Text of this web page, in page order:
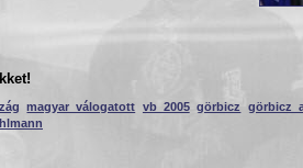
magyar válogatott vb 2005 görbicz görbicz